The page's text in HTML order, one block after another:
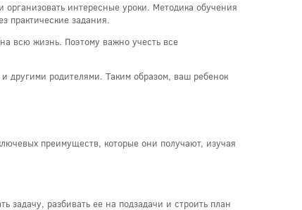
интересные уроки. Методика обучения
практические задания.
всю жизнь. Поэтому важно учесть все
другими родителями. Таким образом, ваш ребенок
преимуществ, которые они получают, изучая
задачу, разбивать ее на подзадачи и строить план